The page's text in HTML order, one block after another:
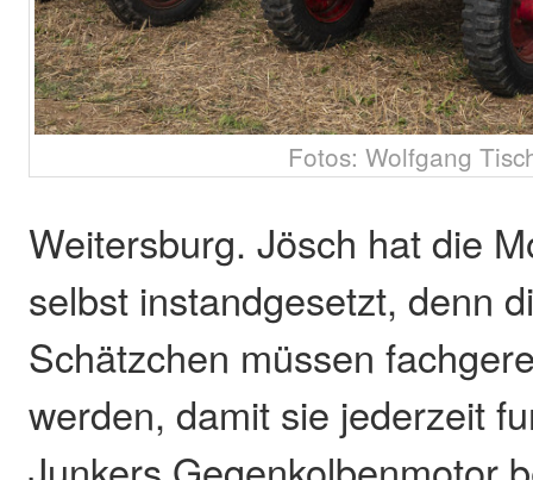
Fotos: Wolfgang
Weitersburg. Jösch hat die
selbst instandgesetzt, denn
Schätzchen müssen
werden, damit sie jederzeit